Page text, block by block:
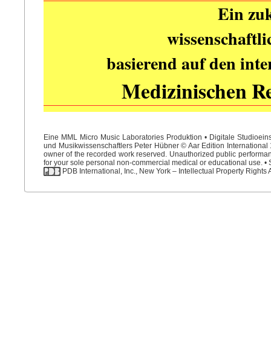
Ein
basierend auf den
Medizinischen
Eine MML Micro Music Laboratories Produktion • Digitale
und Musikwissenschaftlers Peter Hübner © Aar Edition
owner of the recorded work reserved. Unauthorized public
for your sole personal non-commercial medical or educational use.
PDB International, Inc., New York – Intellectual Property Rights